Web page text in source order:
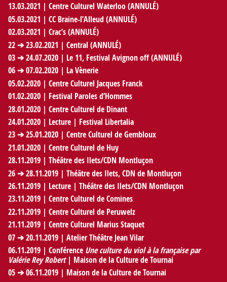
13.03.2021 | Centre Culturel Waterloo (ANNULÉ)
05.03.2021 | CC Braine-l’Alleud (ANNULÉ)
02.03.2021 | Crac’s (ANNULÉ)
22 ➔23.02.2021 | Central (ANNULÉ)
03 ➔24.07.2020 | Le 11, Festival Avignon off (ANNULÉ)
06 ➔07.02.2020 | La Vènerie
05.02.2020 | Centre Culturel Jacques Franck
01.02.2020 | Festival Paroles d’Hommes
28.01.2020 | Centre Culturel de Dinant
24.01.2020 | Lecture | Festival Libertalia
23 ➔25.01.2020 | Centre Culturel de Gembloux
21.01.2020 | Centre Culturel de Huy
28.11.2019 | Théâtre des Ilets/CDN Montluçon
26 ➔28.11.2019 | Théâtre des Ilets, CDN de Montluçon
26.11.2019 | Lecture | Théâtre des Ilets/CDN Montluçon
23.11.2019 | Centre Culturel de Comines
22.11.2019 | Centre Culturel de Peruwelz
21.11.2019 | Centre Culturel Marius Staquet
07 ➔20.11.2019 | Atelier Théâtre Jean Vilar
06.11.2019 | Conférence Une culture du viol à la française par
Valérie Rey Robert| Maison de la Culture de Tournai
05 ➔06.11.2019 | Maison de la Culture de Tournai